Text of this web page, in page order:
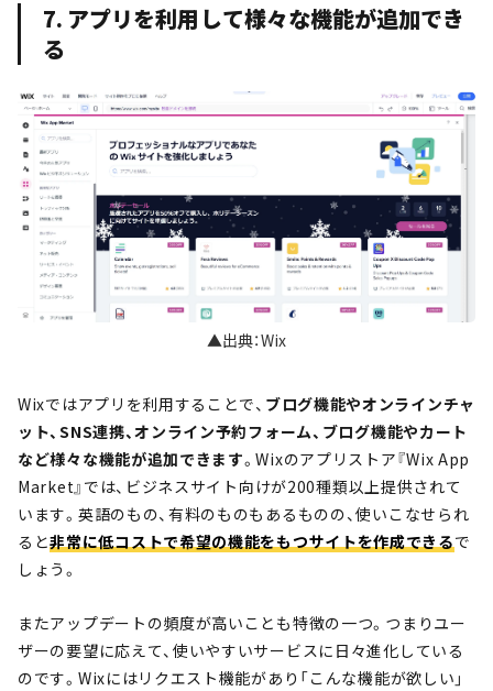
7. アプリを利用して様々な機能が追加でき
る
▲出典：Wix
Wixではアプリを利用することで、 ブログ機能やオンラインチャ
ット、SNS連携、オンライン予約フォーム、ブログ機能やカート
など様々な機能が追加できます。Wixのアプリストア『Wix App
Market』では、ビジネスサイト向けが200種類以上提供されて
います。英語のもの、有料のものもあるものの、使いこなせられ
ると非常に低コストで希望の機能をもつサイトを作成できるで
しょう。
またアップデートの頻度が高いことも特徴の一つ。つまりユー
ザーの要望に応えて、使いやすいサービスに日々進化している
のです。Wixにはリクエスト機能があり「こんな機能が欲しい」